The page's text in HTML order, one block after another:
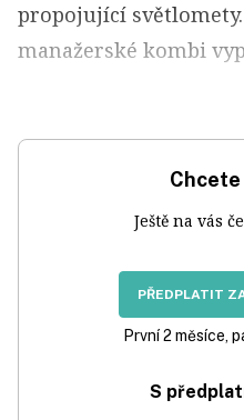
propojující
manažerské kombi
Ještě na vás
PŘEDPLATIT
První 2 měsíce,
S